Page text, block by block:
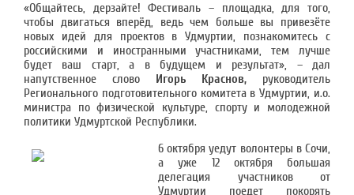
«Общайтесь, дерзайте! Фестиваль – площадка, для того,
чтобы двигаться вперёд, ведь чем больше вы привезёте
новых идей для проектов в Удмуртии, познакомитесь с
российскими и иностранными участниками, тем лучше
будет ваш старт, а в будущем и результат», – дал
напутственное слово Игорь Краснов, руководитель
Регионального подготовительного комитета в Удмуртии, и.о.
министра по физической культуре, спорту и молодежной
политики Удмуртской Республики.
6 октября уедут волонтеры в Сочи,
а уже 12 октября большая
делегация участников от
Удмуртии поедет покорять